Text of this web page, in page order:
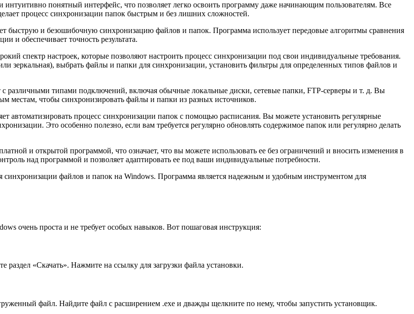
интуитивно понятный интерфейс, что позволяет легко освоить программу даже начинающим пользователям. Все
процесс синхронизации папок быстрым и без лишних сложностей.
быструю и безошибочную синхронизацию файлов и папок. Программа использует передовые алгоритмы сравнения
и обеспечивает точность результата.
спектр настроек, которые позволяют настроить процесс синхронизации под свои индивидуальные требования.
зеркальная), выбрать файлы и папки для синхронизации, установить фильтры для определенных типов файлов и
с различными типами подключений, включая обычные локальные диски, сетевые папки, FTP-серверы и т. д. Вы
местам, чтобы синхронизировать файлы и папки из разных источников.
автоматизировать процесс синхронизации папок с помощью расписания. Вы можете установить регулярные
Это особенно полезно, если вам требуется регулярно обновлять содержимое папок или регулярно делать
и открытой программой, что означает, что вы можете использовать ее без ограничений и вносить изменения в
над программой и позволяет адаптировать ее под ваши индивидуальные потребности.
файлов и папок на Windows. Программа является надежным и удобным инструментом для
очень проста и не требует особых навыков. Вот пошаговая инструкция:
«Скачать». Нажмите на ссылку для загрузки файла установки.
файл. Найдите файл с расширением .exe и дважды щелкните по нему, чтобы запустить установщик.